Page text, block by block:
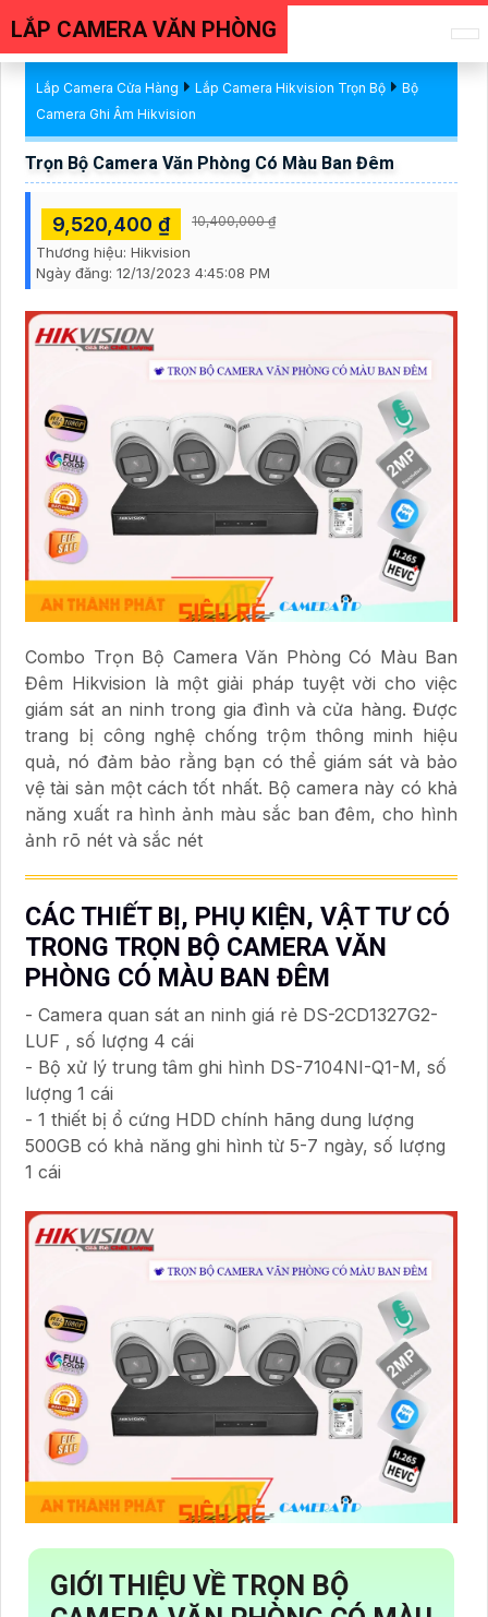
LẮP CAMERA VĂN PHÒNG
Lắp Camera Cửa Hàng Lắp Camera Hikvision Trọn Bộ
Bộ
Camera Ghi Âm Hikvision
Trọn Bộ Camera Văn Phòng Có Màu Ban Đêm
9,520,400 ₫ 10,400,000 ₫
Thương hiệu: Hikvision
Ngày đăng: 12/13/2023 4:45:08 PM
Combo Trọn Bộ Camera Văn Phòng Có Màu Ban
Đêm Hikvision là một giải pháp tuyệt vời cho việc
giám sát an ninh trong gia đình và cửa hàng. Được
trang bị công nghệ chống trộm thông minh hiệu
quả, nó đảm bảo rằng bạn có thể giám sát và bảo
vệ tài sản một cách tốt nhất. Bộ camera này có khả
năng xuất ra hình ảnh màu sắc ban đêm, cho hình
ảnh rõ nét và sắc nét
CÁC THIẾT BỊ, PHỤ KIỆN, VẬT TƯ CÓ
TRONG TRỌN BỘ CAMERA VĂN
PHÒNG CÓ MÀU BAN ĐÊM
- Camera quan sát an ninh giá rẻ DS-2CD1327G2-
LUF , số lượng 4 cái
- Bộ xử lý trung tâm ghi hình DS-7104NI-Q1-M, số
lượng 1 cái
- 1 thiết bị ổ cứng HDD chính hãng dung lượng
500GB có khả năng ghi hình từ 5-7 ngày, số lượng
1 cái
GIỚI THIỆU VỀ TRỌN BỘ